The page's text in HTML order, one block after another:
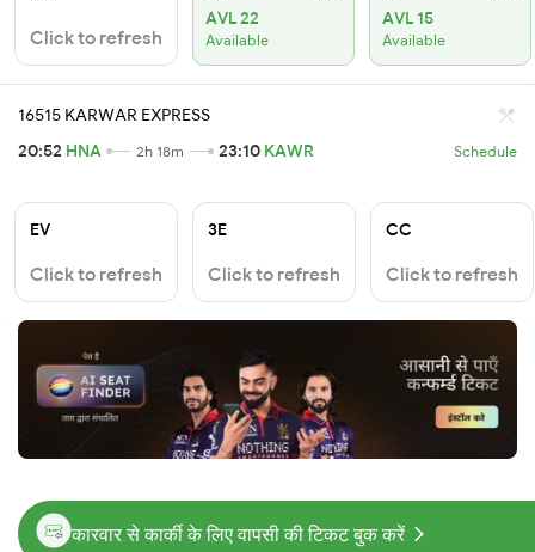
Click to refresh
AVL 22
Available
AVL 15
Available
16515 KARWAR EXPRESS
20:52 HNA 2h 18m 23:10 KAWR Schedule
EV
Click to refresh
3E
Click to refresh
CC
Click to refresh
कारवार से कार्की के लिए वापसी की टिकट बुक करें